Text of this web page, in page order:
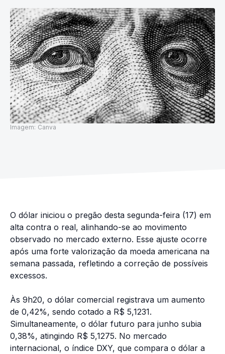
Imagem: Canva
O dólar iniciou o pregão desta segunda-feira (17) em
alta contra o real, alinhando-se ao movimento
observado no mercado externo. Esse ajuste ocorre
após uma forte valorização da moeda americana na
semana passada, refletindo a correção de possíveis
excessos.
Às 9h20, o dólar comercial registrava um aumento
de 0,42%, sendo cotado a R$ 5,1231.
Simultaneamente, o dólar futuro para junho subia
0,38%, atingindo R$ 5,1275. No mercado
internacional, o índice DXY, que compara o dólar a